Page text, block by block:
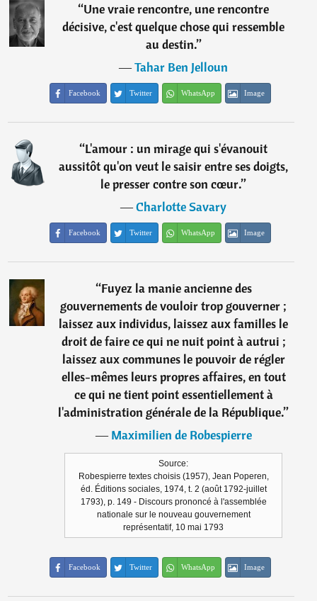
“Une vraie rencontre, une rencontre
décisive, c'est quelque chose qui ressemble
au destin.”
―Tahar Ben Jelloun
Facebook Twitter WhatsApp Image
“L'amour : un mirage qui s'évanouit
aussitôt qu'on veut le saisir entre ses doigts,
le presser contre son cœur.”
―Charlotte Savary
Facebook Twitter WhatsApp Image
“Fuyez la manie ancienne des
gouvernements de vouloir trop gouverner ;
laissez aux individus, laissez aux familles le
droit de faire ce qui ne nuit point à autrui ;
laissez aux communes le pouvoir de régler
elles-mêmes leurs propres affaires, en tout
ce qui ne tient point essentiellement à
l'administration générale de la République.”
―Maximilien de Robespierre
Source:
Robespierre textes choisis (1957), Jean Poperen,
éd. Éditions sociales, 1974, t. 2 (août 1792-juillet
1793), p. 149 - Discours prononcé à l'assemblée
nationale sur le nouveau gouvernement
représentatif, 10 mai 1793
Facebook Twitter WhatsApp Image